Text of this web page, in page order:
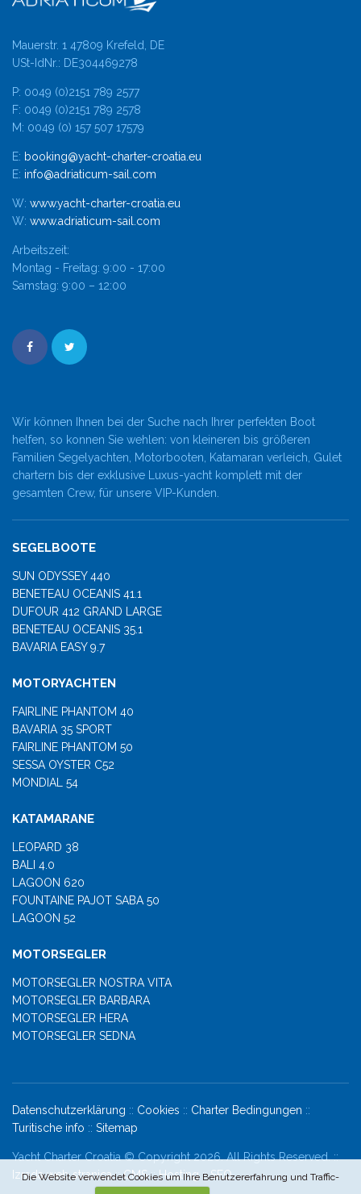
Mauerstr. 1 47809 Krefeld, DE
USt-IdNr.: DE304469278
P: 0049 (0)2151 789 2577
F: 0049 (0)2151 789 2578
M: 0049 (0) 157 507 17579
E: booking@yacht-charter-croatia.eu
E: info@adriaticum-sail.com
W: www.yacht-charter-croatia.eu
W: www.adriaticum-sail.com
Arbeitszeit:
Montag - Freitag: 9:00 - 17:00
Samstag: 9:00 – 12:00
Wir können Ihnen bei der Suche nach Ihrer perfekten Boot
helfen, so konnen Sie wehlen: von kleineren bis größeren
Familien Segelyachten, Motorbooten, Katamaran verleich, Gulet
chartern bis der exklusive Luxus-yacht komplett mit der
gesamten Crew, für unsere VIP-Kunden.
SEGELBOOTE
SUN ODYSSEY 440
BENETEAU OCEANIS 41.1
DUFOUR 412 GRAND LARGE
BENETEAU OCEANIS 35.1
BAVARIA EASY 9.7
MOTORYACHTEN
FAIRLINE PHANTOM 40
BAVARIA 35 SPORT
FAIRLINE PHANTOM 50
SESSA OYSTER C52
MONDIAL 54
KATAMARANE
LEOPARD 38
BALI 4.0
LAGOON 620
FOUNTAINE PAJOT SABA 50
LAGOON 52
MOTORSEGLER
MOTORSEGLER NOSTRA VITA
MOTORSEGLER BARBARA
MOTORSEGLER HERA
MOTORSEGLER SEDNA
Datenschutzerklärung :: Cookies :: Charter Bedingungen ::
Turitische info :: Sitemap
Yacht Charter Croatia © Copyright 2026. All Rights Reserved. ::
Izrada web stranica::CMS::Hosting::SEO
Die Website verwendet Cookies um Ihre Benutzererfahrung und Traffic-